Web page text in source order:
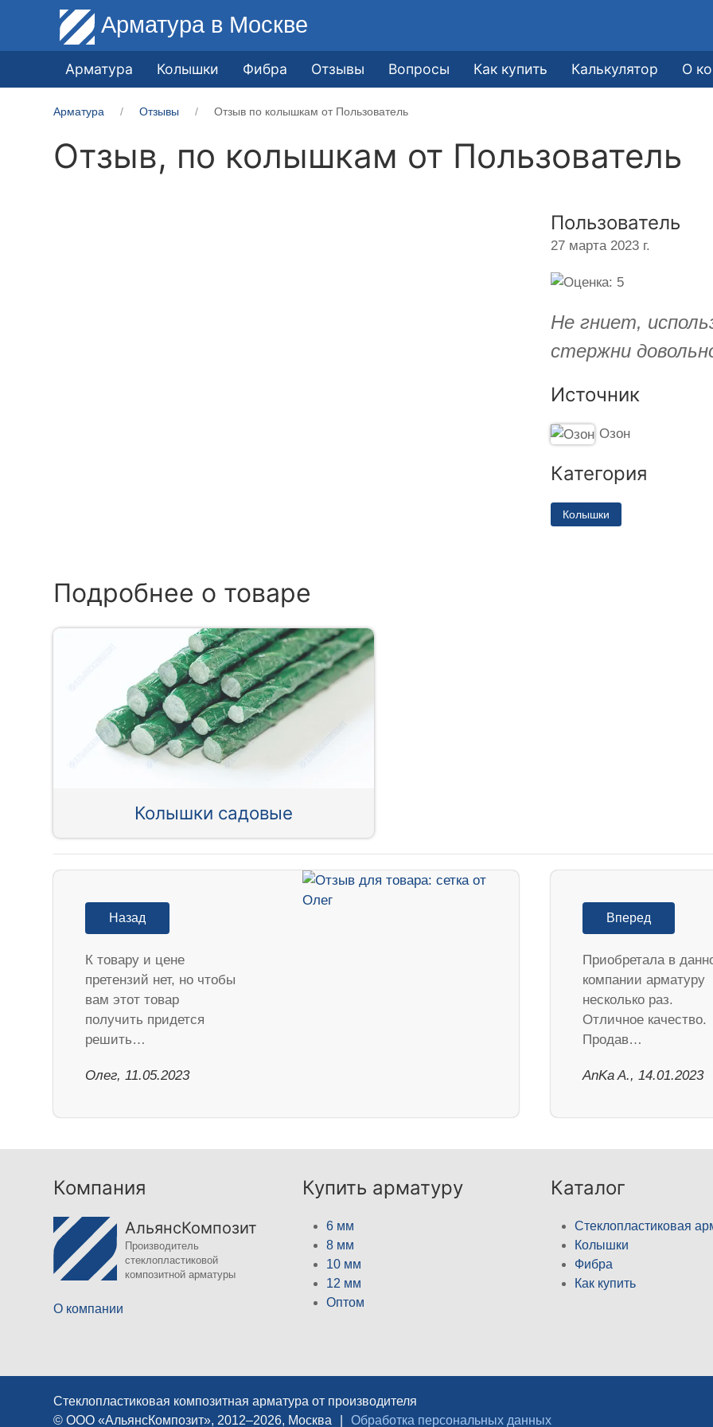
Арматура в Москве
Арматура Колышки Фибра Отзывы Вопросы Как купить Калькулятор О
Арматура Отзывы Отзыв по колышкам от Пользователь
Отзыв, по колышкам от Пользователь
Пользователь
27 марта 2023 г.
Не гниет,
стержни
Источник
Озон
Категория
Колышки
Подробнее о товаре
Колышки садовые
Назад
К товару и цене
претензий нет, но чтобы
вам этот товар
получить придется
решить…
Олег, 11.05.2023
Вперед
Приобретала в
компании арматуру
несколько раз.
Отличное качество.
Продав…
AnKa A., 14.01.2023
Компания
АльянсКомпозит
Производитель
стеклопластиковой
композитной арматуры
О компании
Купить арматуру
6 мм
8 мм
10 мм
12 мм
Оптом
Каталог
Стеклопластиковая
Колышки
Фибра
Как купить
Стеклопластиковая композитная арматура от производителя
© ООО «АльянсКомпозит», 2012–2026, Москва
Обработка персональных данных